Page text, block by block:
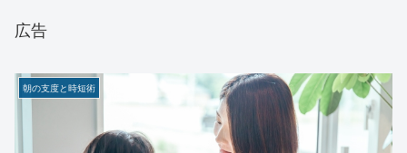
広告
朝の支度と時短術